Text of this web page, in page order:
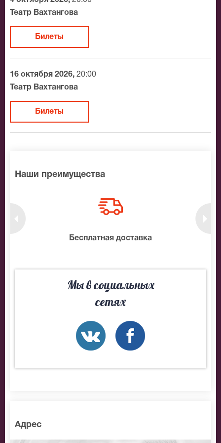
Театр Вахтангова
Билеты
16 октября 2026, 20:00
Театр Вахтангова
Билеты
Наши преимущества
Бесплатная доставка
Мы в социальных
сетях
Адрес